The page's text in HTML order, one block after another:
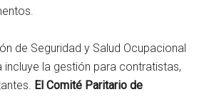
de Seguridad y Salud Ocupacional
incluye la gestión para contratistas,
El Comité Paritario de